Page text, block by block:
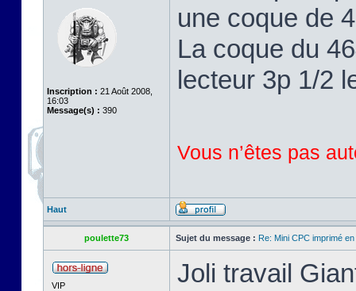
Inscription : 21 Août 2008,
16:03
Message(s) : 390
une coque de
La coque du
lecteur 3p 1/2
Vous n’êtes pas
Haut
poulette73 Sujet du message : Re: Mini CPC imprimé
VIP Joli travail